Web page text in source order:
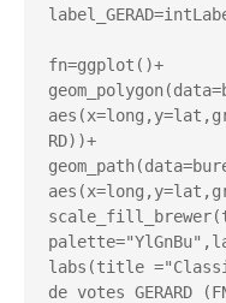
fn=ggplot()+
RD))+
labs(title
de votes GERARD